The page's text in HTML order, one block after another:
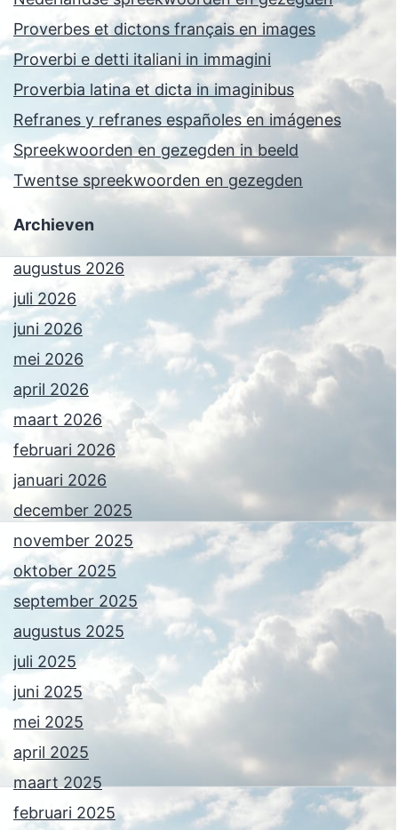
Proverbes et dictons français en images
Proverbi e detti italiani in immagini
Proverbia latina et dicta in imaginibus
Refranes y refranes españoles en imágenes
Spreekwoorden en gezegden in beeld
Twentse spreekwoorden en gezegden
Archieven
augustus 2026
juli 2026
juni 2026
mei 2026
april 2026
maart 2026
februari 2026
januari 2026
december 2025
november 2025
oktober 2025
september 2025
augustus 2025
juli 2025
juni 2025
mei 2025
april 2025
maart 2025
februari 2025